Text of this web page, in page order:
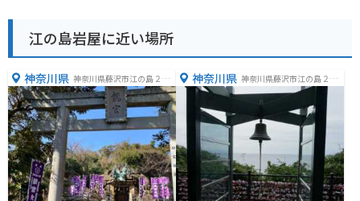
江の島岩屋に近い場所
神奈川県 神奈川県藤沢市江の島２丁
目６
神奈川県 神奈川県藤沢市江の島２丁